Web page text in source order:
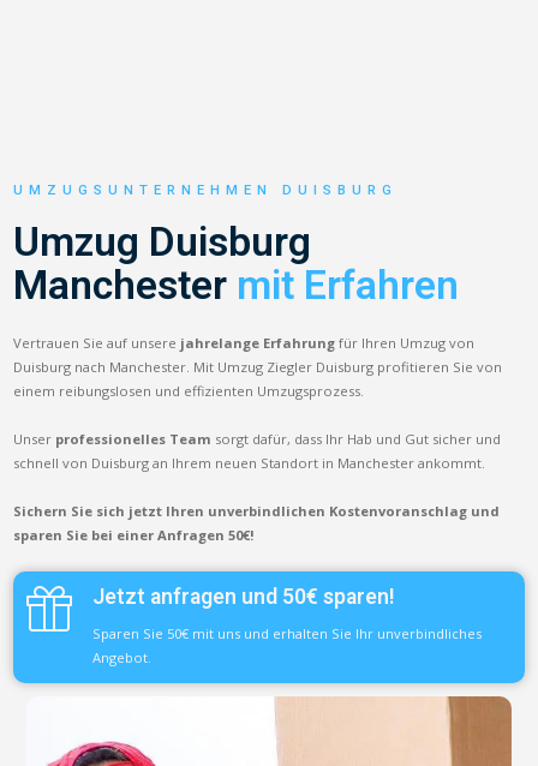
UMZUGSUNTERNEHMEN DUISBURG
Umzug Duisburg
Manchester mit Erfahren
Vertrauen Sie auf unsere jahrelange Erfahrung für Ihren Umzug von
Duisburg nach Manchester. Mit Umzug Ziegler Duisburg profitieren Sie von
einem reibungslosen und effizienten Umzugsprozess.
Unser professionelles Team sorgt dafür, dass Ihr Hab und Gut sicher und
schnell von Duisburg an Ihrem neuen Standort in Manchester ankommt.
Sichern Sie sich jetzt Ihren unverbindlichen Kostenvoranschlag und
sparen Sie bei einer Anfragen 50€!
Jetzt anfragen und 50€ sparen!
Sparen Sie 50€ mit uns und erhalten Sie Ihr unverbindliches
Angebot.